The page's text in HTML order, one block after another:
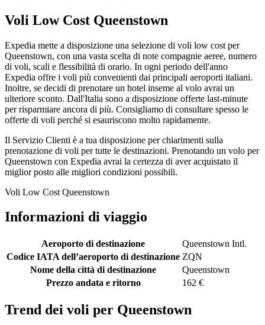
Voli Low Cost Queenstown
Expedia mette a disposizione una selezione di voli low cost per
Queenstown, con una vasta scelta di note compagnie aeree, numero
di voli, scali e flessibilità di orario. In ogni periodo dell'anno
Expedia offre i voli più convenienti dai principali aeroporti italiani.
Inoltre, se decidi di prenotare un hotel inseme al volo avrai un
ulteriore sconto. Dall'Italia sono a disposizione offerte last-minute
per risparmiare ancora di più. Consigliamo di consultare spesso le
offerte di voli perché si esauriscono molto rapidamente.
Il Servizio Clienti è a tua disposizione per chiarimenti sulla
prenotazione di voli per tutte le destinazioni. Prenotando un volo per
Queenstown con Expedia avrai la certezza di aver acquistato il
miglior posto alle migliori condizioni possibili.
Voli Low Cost Queenstown
Informazioni di viaggio
Aeroporto di destinazione
Queenstown Intl.
Codice IATA dell’aeroporto di destinazione ZQN
Nome della città di destinazione
Queenstown
Prezzo andata e ritorno
162 €
Trend dei voli per Queenstown